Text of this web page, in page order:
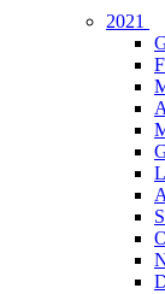
2021